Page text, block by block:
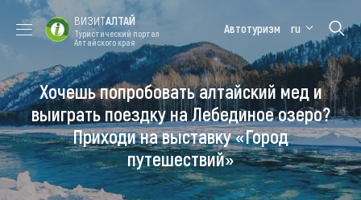
Форум VISIT
ALTAI
Цветение
маральника
Медицинский
форум
Алтайская
зимовка
Туры
Где побывать
ВИЗИТАЛТАЙ
Туристический портал
Алтайского края
Автотуризм ru
Хочешь попробовать алтайский мед и
выиграть поездку на Лебединое озеро?
Приходи на выставку «Город
путешествий»